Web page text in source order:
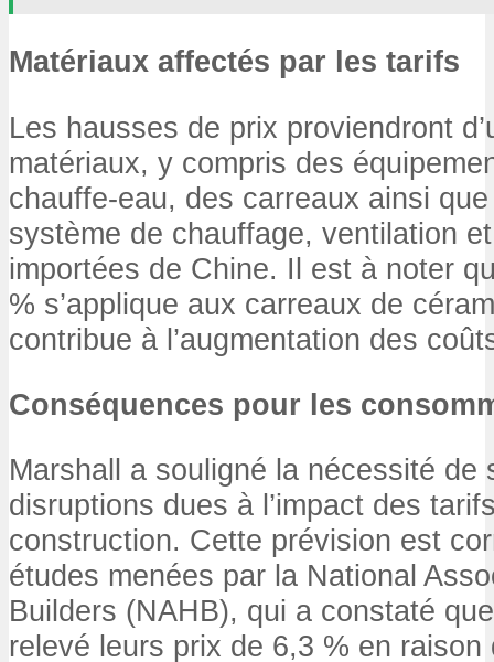
Matériaux affectés par les tarifs
Les hausses de prix proviendront
matériaux, y compris des
chauffe-eau, des carreaux ainsi
système de chauffage, ventilation
importées de Chine. Il est à noter
% s’applique aux carreaux de
contribue à l’augmentation des
Conséquences pour les
Marshall a souligné la nécessité de
disruptions dues à l’impact des
construction. Cette prévision est
études menées par la National
Builders (NAHB), qui a constaté
relevé leurs prix de 6,3 % en